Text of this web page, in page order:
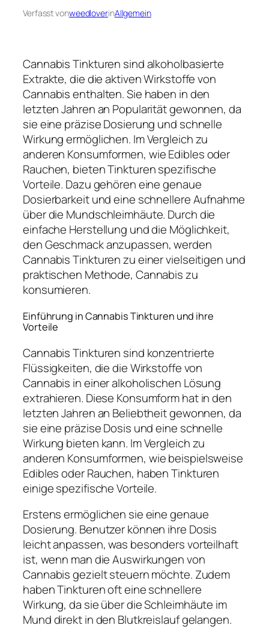
Verfasst vonweedloverinAllgemein
Cannabis Tinkturen sind alkoholbasierte
Extrakte, die die aktiven Wirkstoffe von
Cannabis enthalten. Sie haben in den
letzten Jahren an Popularität gewonnen, da
sie eine präzise Dosierung und schnelle
Wirkung ermöglichen. Im Vergleich zu
anderen Konsumformen, wie Edibles oder
Rauchen, bieten Tinkturen spezifische
Vorteile. Dazu gehören eine genaue
Dosierbarkeit und eine schnellere Aufnahme
über die Mundschleimhäute. Durch die
einfache Herstellung und die Möglichkeit,
den Geschmack anzupassen, werden
Cannabis Tinkturen zu einer vielseitigen und
praktischen Methode, Cannabis zu
konsumieren.
Einführung in Cannabis Tinkturen und ihre
Vorteile
Cannabis Tinkturen sind konzentrierte
Flüssigkeiten, die die Wirkstoffe von
Cannabis in einer alkoholischen Lösung
extrahieren. Diese Konsumform hat in den
letzten Jahren an Beliebtheit gewonnen, da
sie eine präzise Dosis und eine schnelle
Wirkung bieten kann. Im Vergleich zu
anderen Konsumformen, wie beispielsweise
Edibles oder Rauchen, haben Tinkturen
einige spezifische Vorteile.
Erstens ermöglichen sie eine genaue
Dosierung. Benutzer können ihre Dosis
leicht anpassen, was besonders vorteilhaft
ist, wenn man die Auswirkungen von
Cannabis gezielt steuern möchte. Zudem
haben Tinkturen oft eine schnellere
Wirkung, da sie über die Schleimhäute im
Mund direkt in den Blutkreislauf gelangen.